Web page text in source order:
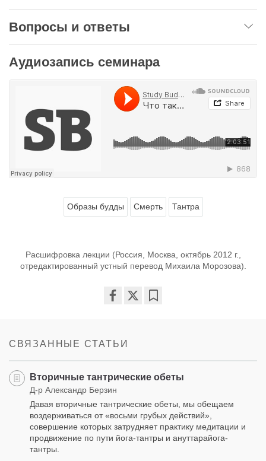
Вопросы и ответы
Аудиозапись семинара
Образы будды Смерть Тантра
Расшифровка лекции (Россия, Москва, октябрь 2012 г.,
отредактированный устный перевод Михаила Морозова).
СВЯЗАННЫЕ СТАТЬИ
Вторичные тантрические обеты
Д-р Александр Берзин
Давая вторичные тантрические обеты, мы обещаем
воздерживаться от «восьми грубых действий»,
совершение которых затрудняет практику медитации и
продвижение по пути йога-тантры и ануттарайога-
тантры.